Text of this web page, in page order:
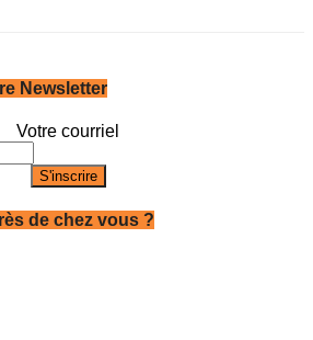
Newsletter
Votre courriel
de chez vous ?